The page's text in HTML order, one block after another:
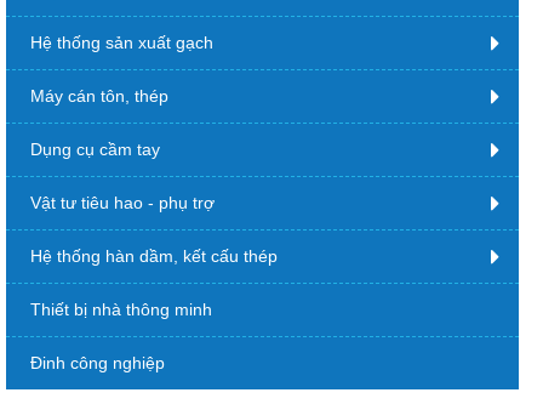
Hệ thống sản xuất gạch
Máy cán tôn, thép
Dụng cụ cầm tay
Vật tư tiêu hao - phụ trợ
Hệ thống hàn dầm, kết cấu thép
Thiết bị nhà thông minh
Đinh công nghiệp